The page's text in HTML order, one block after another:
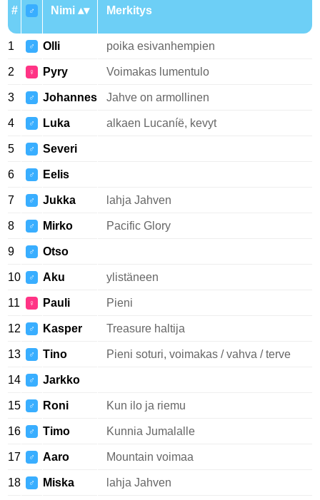
# ♂ Nimi Merkitys
1 ♂ Olli poika esivanhempien
2 ♀ Pyry Voimakas lumentulo
3 ♂ Johannes Jahve on armollinen
4 ♂ Luka alkaen Lucaníë, kevyt
5 ♂ Severi
6 ♂ Eelis
7 ♂ Jukka lahja Jahven
8 ♂ Mirko Pacific Glory
9 ♂ Otso
10 ♂ Aku ylistäneen
11 ♀ Pauli Pieni
12 ♂ Kasper Treasure haltija
13 ♂ Tino Pieni soturi, voimakas / vahva / terve
14 ♂ Jarkko
15 ♂ Roni Kun ilo ja riemu
16 ♂ Timo Kunnia Jumalalle
17 ♂ Aaro Mountain voimaa
18 ♂ Miska lahja Jahven